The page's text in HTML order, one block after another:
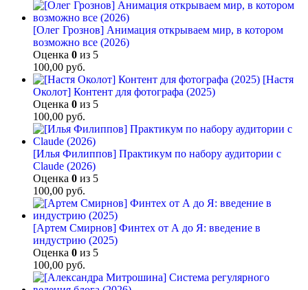
[Олег Грознов] Анимация открываем мир, в котором
возможно все (2026)
Оценка 0 из 5
100,00 руб.
[Настя
Околот] Контент для фотографа (2025)
Оценка 0 из 5
100,00 руб.
[Илья Филиппов] Практикум по набору аудитории с
Claude (2026)
Оценка 0 из 5
100,00 руб.
[Артем Смирнов] Финтех от А до Я: введение в
индустрию (2025)
Оценка 0 из 5
100,00 руб.